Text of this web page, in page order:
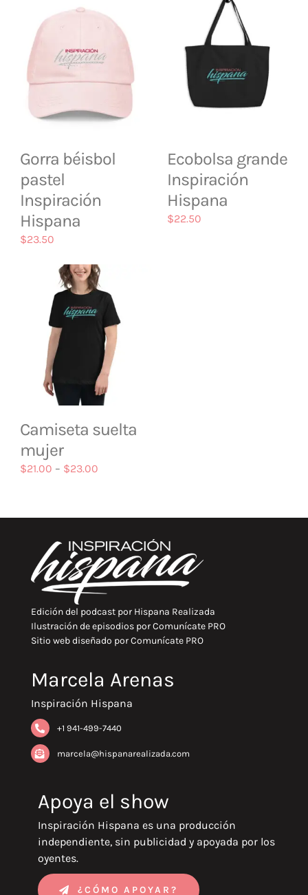
Gorra béisbol
pastel
Inspiración
Hispana
$23.50
Ecobolsa grande
Inspiración
Hispana
$22.50
Camiseta suelta
mujer
$21.00 – $23.00
Edición del podcast porHispana Realizada
Ilustración de episodios porComunícate PRO
Sitio web diseñado porComunícate PRO
Marcela Arenas
Inspiración Hispana
+1 941-499-7440
marcela@hispanarealizada.com
Apoya el show
Inspiración Hispana es una producción
independiente, sin publicidad y apoyada por los
oyentes.
¿CÓMO APOYAR?